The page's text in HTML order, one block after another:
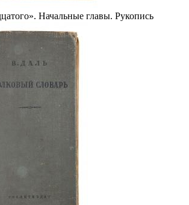
Начальные главы. Рукопись